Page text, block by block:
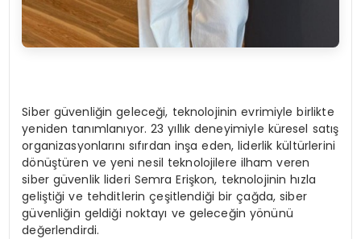
Siber güvenliğin geleceği, teknolojinin evrimiyle birlikte
yeniden tanımlanıyor. 23 yıllık deneyimiyle küresel satış
organizasyonlarını sıfırdan inşa eden, liderlik kültürlerini
dönüştüren ve yeni nesil teknolojilere ilham veren
siber güvenlik lideri Semra Erişkon, teknolojinin hızla
geliştiği ve tehditlerin çeşitlendiği bir çağda, siber
güvenliğin geldiği noktayı ve geleceğin yönünü
değerlendirdi.